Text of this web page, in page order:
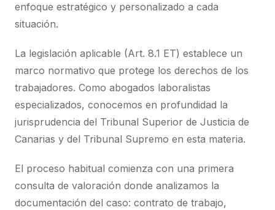
enfoque estratégico y personalizado a cada
situación.
La legislación aplicable (Art. 8.1 ET) establece un
marco normativo que protege los derechos de los
trabajadores. Como abogados laboralistas
especializados, conocemos en profundidad la
jurisprudencia del Tribunal Superior de Justicia de
Canarias y del Tribunal Supremo en esta materia.
El proceso habitual comienza con una primera
consulta de valoración donde analizamos la
documentación del caso: contrato de trabajo,